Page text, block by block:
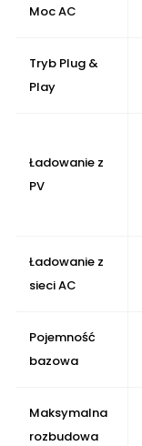
Moc AC
Tryb Plug &
Play
Ładowanie z
PV
Ładowanie z
sieci AC
Pojemność
bazowa
Maksymalna
rozbudowa